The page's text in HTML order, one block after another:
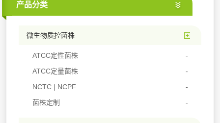
产品分类
微生物质控菌株
ATCC定性菌株
ATCC定量菌株
NCTC | NCPF
菌株定制